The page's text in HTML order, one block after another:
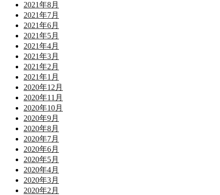
2021年8月
2021年7月
2021年6月
2021年5月
2021年4月
2021年3月
2021年2月
2021年1月
2020年12月
2020年11月
2020年10月
2020年9月
2020年8月
2020年7月
2020年6月
2020年5月
2020年4月
2020年3月
2020年2月